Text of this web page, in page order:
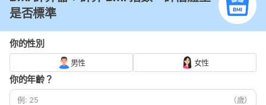
是否標準
你的性別
男性 女性
你的年齡？
（歲）